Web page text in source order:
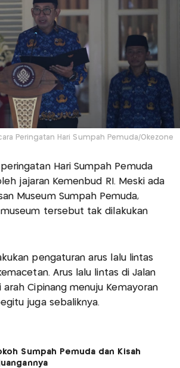
Peringatan Hari Sumpah Pemuda/Okezone
Hari Sumpah Pemuda
jajaran Kemenbud RI. Meski ada
Museum Sumpah Pemuda,
tersebut tak dilakukan
pengaturan arus lalu lintas
Arus lalu lintas di Jalan
arah Cipinang menuju Kemayoran
juga sebaliknya.
Sumpah Pemuda dan Kisah